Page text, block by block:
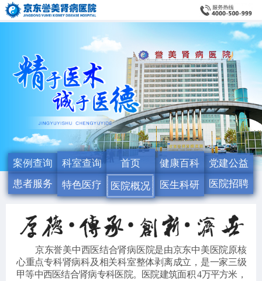
案例查询 科室查询 首页 健康百科
党建公益
患者服务
特色医疗 医院概况 医生科研 医院招聘
京东誉美中西医结合肾病医院是由京东中美医院原核
心重点专科肾病科及相关科室整体剥离成立，是一家三级
甲等中西医结合肾病专科医院。医院建筑面积 4万平方米，